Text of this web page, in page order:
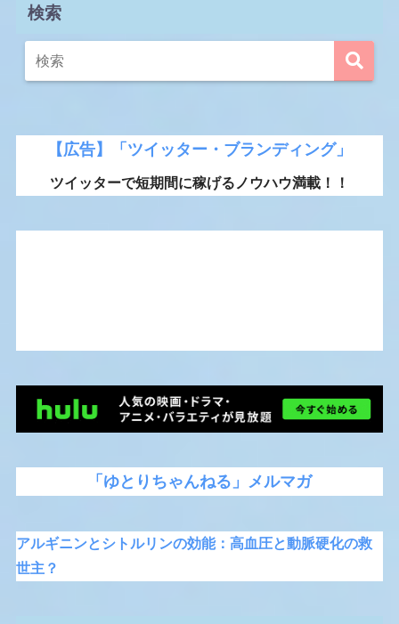
検索
【広告】「ツイッター・ブランディング」
ツイッターで短期間に稼げるノウハウ満載！！
「ゆとりちゃんねる」メルマガ
アルギニンとシトルリンの効能：高血圧と動脈硬化の救
世主？